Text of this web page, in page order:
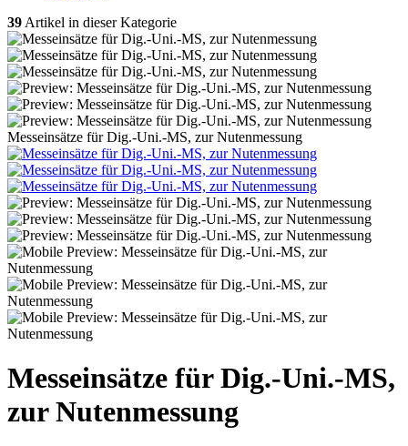
39 Artikel in dieser Kategorie
Messeinsätze für Dig.-Uni.-MS, zur Nutenmessung
Messeinsätze für Dig.-Uni.-MS,
zur Nutenmessung